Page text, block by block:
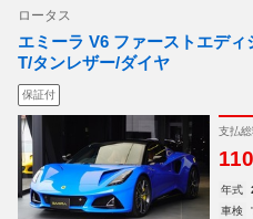
ロータス
エミーラ V6 ファーストエデ
T/タンレザー/ダイヤ
保証付
支払
年式
車検